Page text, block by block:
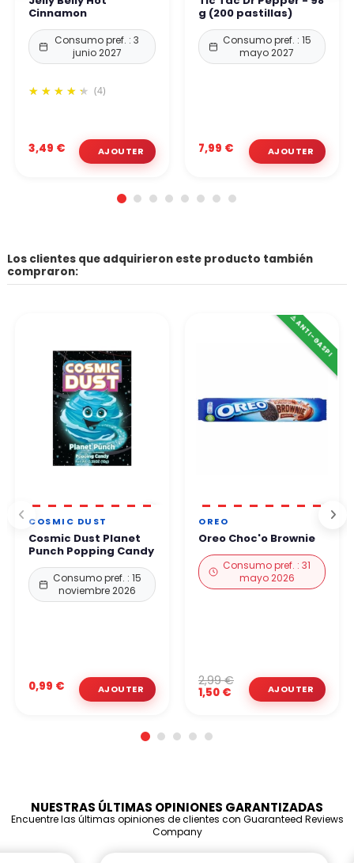
Cinnamon
Consumo pref. : 3
junio 2027
(4)
3,49 €
g (200 pastillas)
Consumo pref. : 15
mayo 2027
7,99 €
Los clientes que adquirieron este producto también
compraron:
COSMIC DUST
Cosmic Dust Planet
Punch Popping Candy
Consumo pref. : 15
noviembre 2026
0,99 €
⚠️ ANTI-GASPI
OREO
Oreo Choc'o Brownie
Consumo pref. : 31
mayo 2026
1,50 €
2,99 €
NUESTRAS ÚLTIMAS OPINIONES GARANTIZADAS
Encuentre las últimas opiniones de clientes con Guaranteed Reviews
Company